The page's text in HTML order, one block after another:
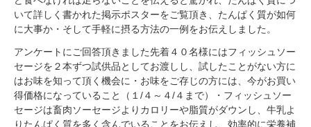
いて詳しく書かれた掲示ポスターをご覧頂き、たんぱく質が如何
に大事か・そして手軽に摂る方法の一例をお伝えしました。
アンケートにご回答頂きました先着４０名様にはフィッシュソー
セージを２本ずつ試供品としてお渡しし、試したことがない方に
はお味を知って頂く機会に・お味をご存じの方には、今がお買い
得価格になっていること（１/４～４/４まで）・フィッシュソー
セージは畜肉ソーセージよりカロリーや脂質がダウンし、牛乳よ
りたんぱく質を多く含んでいることをお伝えし、効率的に栄養補